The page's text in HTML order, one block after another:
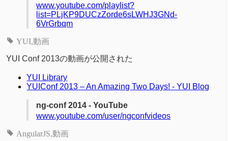
www.youtube.com/playlist?
list=PLjKP9DUCzZorde6sLWHJ3GNd-
6VrGrbqm
YUI 動画
YUI Conf 2013の動画が公開された
YUI Library
YUIConf 2013 – An Amazing Two Days! - YUI Blog
ng-conf 2014 - YouTube
www.youtube.com/user/ngconfvideos
AngularJS 動画